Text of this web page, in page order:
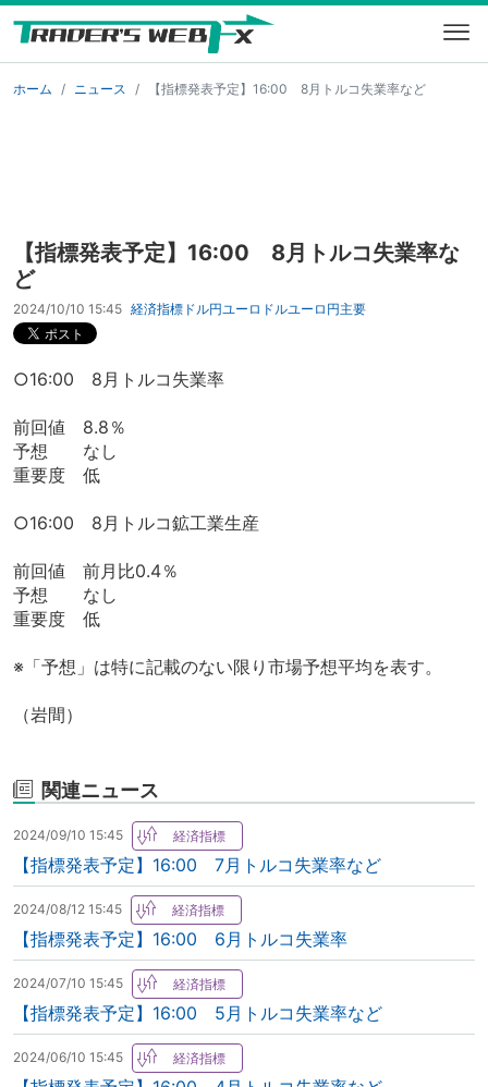
ホーム ニュース 【指標発表予定】16:00 8月トルコ失業率など
【指標発表予定】16:00 8月トルコ失業率な
ど
2024/10/10 15:45 経済指標 ドル円ユーロドルユーロ円主要
○16:00 8月トルコ失業率
前回値 8.8％
予想 なし
重要度 低
○16:00 8月トルコ鉱工業生産
前回値 前月比0.4％
予想 なし
重要度 低
※「予想」は特に記載のない限り市場予想平均を表す。
（岩間）
関連ニュース
2024/09/10 15:45
【指標発表予定】16:00 7月トルコ失業率など
2024/08/12 15:45
【指標発表予定】16:00 6月トルコ失業率
2024/07/10 15:45
【指標発表予定】16:00 5月トルコ失業率など
2024/06/10 15:45